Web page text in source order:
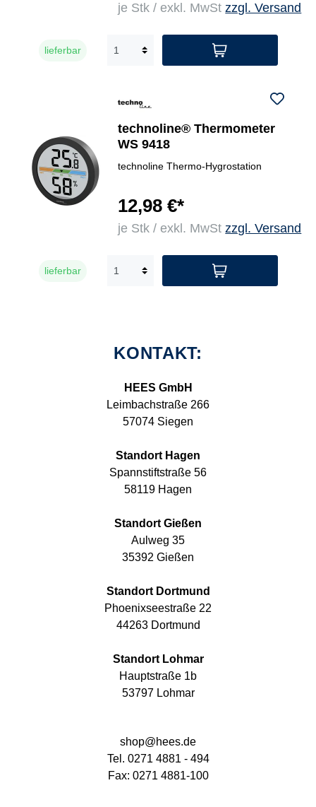
je Stk / exkl. MwStzzgl. Versand
lieferbar
technoline® Thermometer
WS 9418
technoline Thermo-Hygrostation
12,98 €*
je Stk / exkl. MwStzzgl. Versand
lieferbar
KONTAKT:
HEES GmbH
Leimbachstraße 266
57074 Siegen
Standort Hagen
Spannstiftstraße 56
58119 Hagen
Standort Gießen
Aulweg 35
35392 Gießen
Standort Dortmund
Phoenixseestraße 22
44263 Dortmund
Standort Lohmar
Hauptstraße 1b
53797 Lohmar
shop@hees.de
Tel. 0271 4881 - 494
Fax: 0271 4881-100